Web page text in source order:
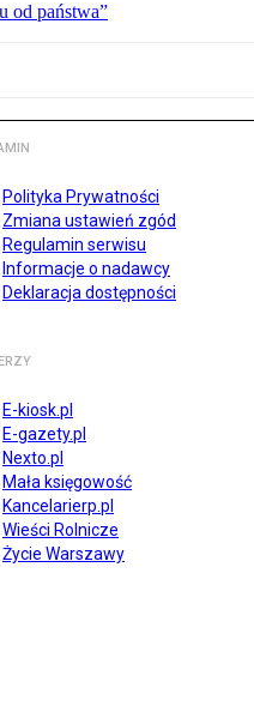
od państwa”
Polityka Prywatności
Zmiana ustawień zgód
Regulamin serwisu
Informacje o nadawcy
Deklaracja dostępności
E-kiosk.pl
E-gazety.pl
Nexto.pl
Mała księgowość
Kancelarierp.pl
Wieści Rolnicze
Życie Warszawy